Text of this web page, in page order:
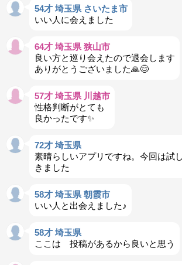
54才 埼玉県 さいたま市
いい人に会えました
64才 埼玉県 狭山市
良い方と巡り会えたので退会します
ありがとうございました🙏😊
57才 埼玉県 川越市
性格判断がとても
良かったです✨️
72才 埼玉県
素晴らしいアプリですね。今回は試
きました
58才 埼玉県 朝霞市
いい人と出会えました♪
58才 埼玉県
ここは 投稿があるから良いと思う